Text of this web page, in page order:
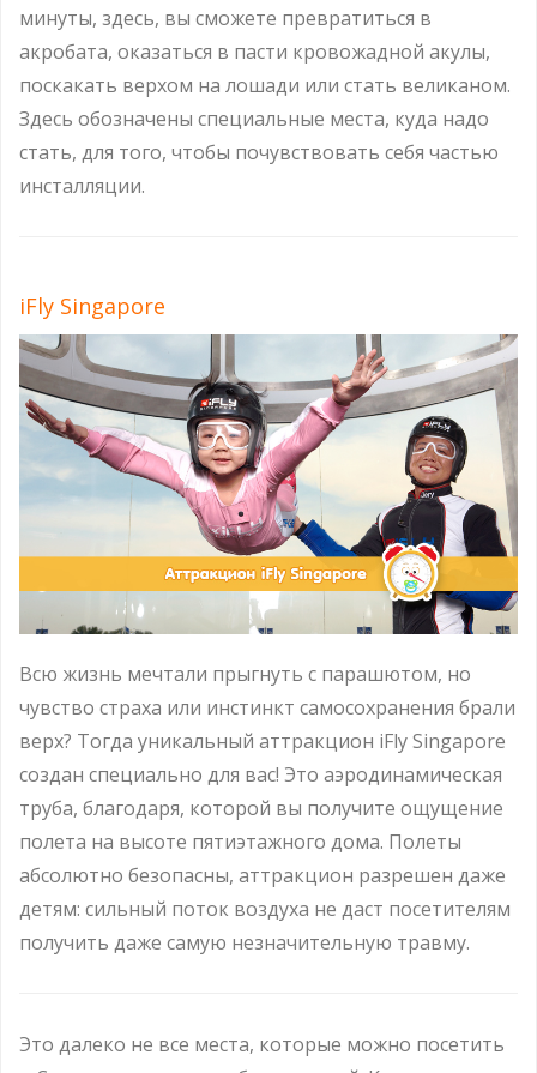
минуты, здесь, вы сможете превратиться в
акробата, оказаться в пасти кровожадной акулы,
поскакать верхом на лошади или стать великаном.
Здесь обозначены специальные места, куда надо
стать, для того, чтобы почувствовать себя частью
инсталляции.
iFly Singapore
Всю жизнь мечтали прыгнуть с парашютом, но
чувство страха или инстинкт самосохранения брали
верх? Тогда уникальный аттракцион iFly Singapore
создан специально для вас! Это аэродинамическая
труба, благодаря, которой вы получите ощущение
полета на высоте пятиэтажного дома. Полеты
абсолютно безопасны, аттракцион разрешен даже
детям: сильный поток воздуха не даст посетителям
получить даже самую незначительную травму.
Это далеко не все места, которые можно посетить